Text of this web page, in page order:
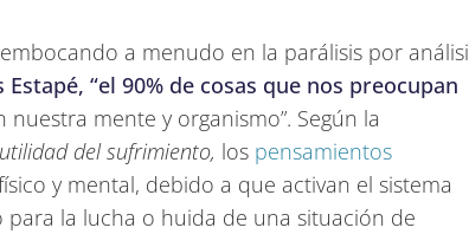
a menudo en la parálisis por
Estapé, “el 90% de cosas que nos preocupan
mente y organismo”. Según la
del sufrimiento, los pensamientos
y mental, debido a que activan el sistema
la lucha o huida de una situación de